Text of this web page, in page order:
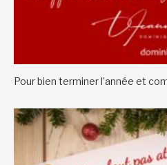
Pour bien terminer l’année et